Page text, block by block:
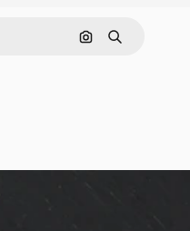
画像で検索
検索